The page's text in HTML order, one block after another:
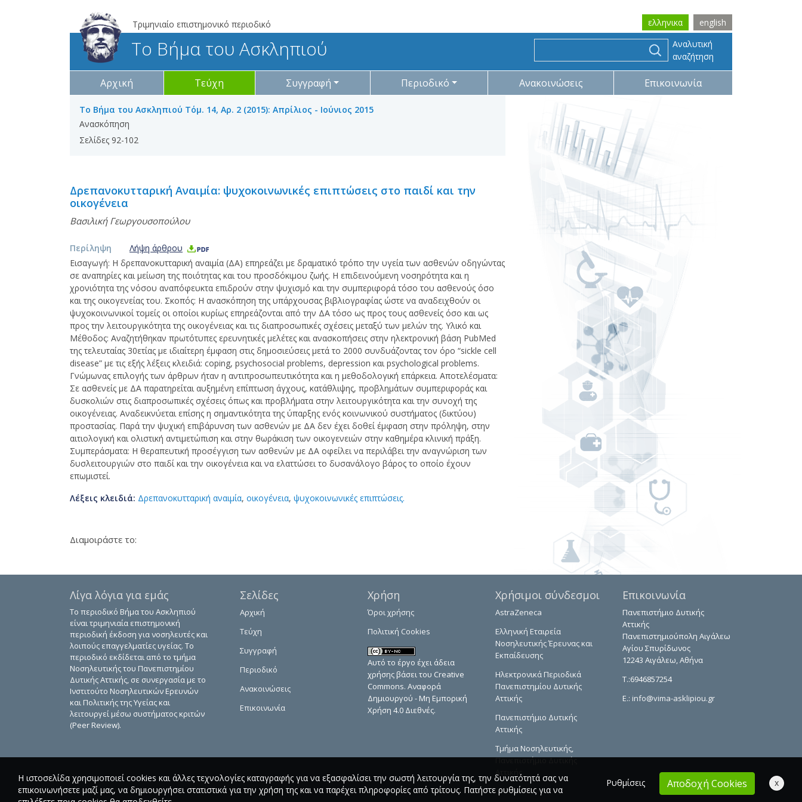
Τριμηνιαίο επιστημονικό περιοδικό ελληνικα english
Το Βήμα του Ασκληπιού
Αναλυτική
αναζήτηση
Αρχική Τεύχη Συγγραφή Περιοδικό Ανακοινώσεις Επικοινωνία
Το Βήμα του Ασκληπιού Τόμ. 14, Αρ. 2 (2015): Απρίλιος - Ιούνιος 2015
Ανασκόπηση
Σελίδες 92-102
Δρεπανοκυτταρική Αναιμία: ψυχοκοινωνικές επιπτώσεις στο παιδί και την
οικογένεια
Βασιλική Γεωργουσοπούλου
Περίληψη
Λήψη άρθρου
Εισαγωγή: Η δρεπανοκυτταρική αναιμία (ΔΑ) επηρεάζει με δραματικό τρόπο την υγεία των ασθενών οδηγώντας
σε αναπηρίες και μείωση της ποιότητας και του προσδόκιμου ζωής. Η επιδεινούμενη νοσηρότητα και η
χρονιότητα της νόσου αναπόφευκτα επιδρούν στην ψυχισμό και την συμπεριφορά τόσο του ασθενούς όσο
και της οικογενείας του. Σκοπός: Η ανασκόπηση της υπάρχουσας βιβλιογραφίας ώστε να αναδειχθούν οι
ψυχοκοινωνικοί τομείς οι οποίοι κυρίως επηρεάζονται από την ΔΑ τόσο ως προς τους ασθενείς όσο και ως
προς την λειτουργικότητα της οικογένειας και τις διαπροσωπικές σχέσεις μεταξύ των μελών της. Υλικό και
Μέθοδος: Αναζητήθηκαν πρωτότυπες ερευνητικές μελέτες και ανασκοπήσεις στην ηλεκτρονική βάση PubMed
της τελευταίας 30ετίας με ιδιαίτερη έμφαση στις δημοσιεύσεις μετά το 2000 συνδυάζοντας τον όρο “sickle cell
disease” με τις εξής λέξεις κλειδιά: coping, psychosocial problems, depression και psychological problems.
Γνώμωνας επιλογής των άρθρων ήταν η αντιπροσωπευτικότητα και η μεθοδολογική επάρκεια. Αποτελέσματα:
Σε ασθενείς με ΔΑ παρατηρείται αυξημένη επίπτωση άγχους, κατάθλιψης, προβλημάτων συμπεριφοράς και
δυσκολιών στις διαπροσωπικές σχέσεις όπως και προβλήματα στην λειτουργικότητα και την συνοχή της
οικογένειας. Αναδεικνύεται επίσης η σημαντικότητα της ύπαρξης ενός κοινωνικού συστήματος (δικτύου)
προστασίας. Παρά την ψυχική επιβάρυνση των ασθενών με ΔΑ δεν έχει δοθεί έμφαση στην πρόληψη, στην
αιτιολογική και ολιστική αντιμετώπιση και στην θωράκιση των οικογενειών στην καθημέρα κλινική πράξη.
Συμπεράσματα: Η θεραπευτική προσέγγιση των ασθενών με ΔΑ οφείλει να περιλάβει την αναγνώριση των
δυσλειτουργιών στο παιδί και την οικογένεια και να ελαττώσει το δυσανάλογο βάρος το οποίο έχουν
επωμιστεί.
Λέξεις κλειδιά: Δρεπανοκυτταρική αναιμία, οικογένεια, ψυχοκοινωνικές επιπτώσεις.
Διαμοιράστε το:
Λίγα λόγια για εμάς
Το περιοδικό Βήμα του Ασκληπιού
είναι τριμηνιαία επιστημονική
περιοδική έκδοση για νοσηλευτές και
λοιπούς επαγγελματίες υγείας. Το
περιοδικό εκδίδεται από το τμήμα
Νοσηλευτικής του Πανεπιστημίου
Δυτικής Αττικής, σε συνεργασία με το
Ινστιτούτο Νοσηλευτικών Ερευνών
και Πολιτικής της Υγείας και
λειτουργεί μέσω συστήματος κριτών
(Peer Review).
Σελίδες
Αρχική
Τεύχη
Συγγραφή
Περιοδικό
Ανακοινώσεις
Επικοινωνία
Χρήση
Όροι χρήσης
Πολιτική Cookies
Αυτό το έργο έχει άδεια
χρήσης βάσει του Creative
Commons. Αναφορά
Δημιουργού - Μη Εμπορική
Χρήση 4.0 Διεθνές.
Χρήσιμοι σύνδεσμοι
AstraZeneca
Ελληνική Εταιρεία
Νοσηλευτικής Έρευνας και
Εκπαίδευσης
Ηλεκτρονικά Περιοδικά
Πανεπιστημίου Δυτικής
Αττικής
Πανεπιστήμιο Δυτικής
Αττικής
Τμήμα Νοσηλευτικής,
Πανεπιστήμιο Δυτικής
Αττικής
Επικοινωνία
Πανεπιστήμιο Δυτικής
Αττικής
Πανεπιστημιούπολη Αιγάλεω
Αγίου Σπυρίδωνος
12243 Αιγάλεω, Αθήνα
T.:6946857254
E.: info@vima-asklipiou.gr
Η ιστοσελίδα χρησιμοποιεί cookies και άλλες τεχνολογίες καταγραφής για να εξασφαλίσει την σωστή λειτουργία της, την δυνατότητά σας να
επικοινωνήσετε μαζί μας, να δημιουργήσει στατιστικά για την χρήση της και να παρέχει πληροφορίες από τρίτους. Πατήστε ρυθμίσεις για να
Ρυθμίσεις Αποδοχή Cookies x